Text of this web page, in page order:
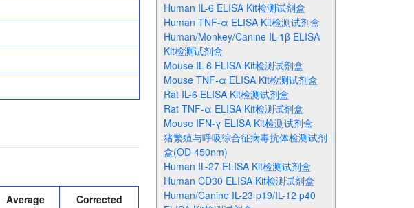
Average
Corrected
Human IL-6 ELISA Kit检测试剂盒
Human TNF-α ELISA Kit检测试剂盒
Human/Monkey/Canine IL-1β ELISA
Kit检测试剂盒
Mouse IL-6 ELISA Kit检测试剂盒
Mouse TNF-α ELISA Kit检测试剂盒
Rat IL-6 ELISA Kit检测试剂盒
Rat TNF-α ELISA Kit检测试剂盒
Mouse IFN-γ ELISA Kit检测试剂盒
猪繁殖与呼吸综合征病毒抗体检测试剂
盒(OD 450nm)
Human IL-27 ELISA Kit检测试剂盒
Human CD30 ELISA Kit检测试剂盒
Human/Canine IL-23 p19/IL-12 p40